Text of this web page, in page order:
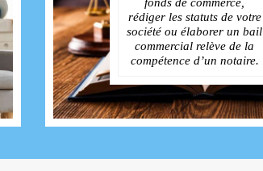
rédiger les statuts de votre
société ou élaborer un bail
commercial relève de la
compétence d’un notaire.